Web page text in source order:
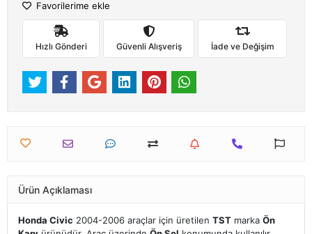
Favorilerime ekle
Hızlı Gönderi Güvenli Alışveriş İade ve Değişim
Ürün Açıklaması
Honda Civic 2004-2006 araçlar için üretilen TST marka Ön